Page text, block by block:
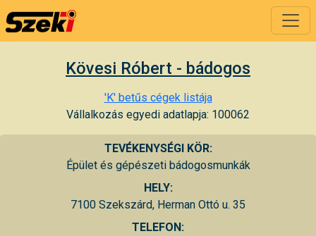
Kövesi Róbert - bádogos
'K' betűs cégek listája
Vállalkozás egyedi adatlapja: 100062
TEVÉKENYSÉGI KÖR:
Épület és gépészeti bádogosmunkák
HELY:
7100 Szekszárd, Herman Ottó u. 35
TELEFON: